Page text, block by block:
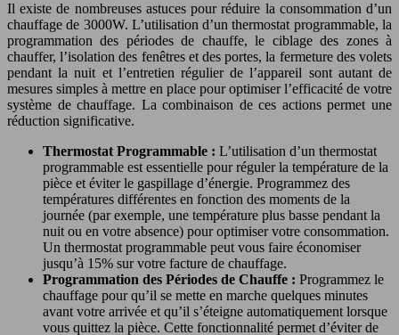
Il existe de nombreuses astuces pour réduire la consommation d’un
chauffage de 3000W. L’utilisation d’un thermostat programmable, la
programmation des périodes de chauffe, le ciblage des zones à
chauffer, l’isolation des fenêtres et des portes, la fermeture des volets
pendant la nuit et l’entretien régulier de l’appareil sont autant de
mesures simples à mettre en place pour optimiser l’efficacité de votre
système de chauffage. La combinaison de ces actions permet une
réduction significative.
Thermostat Programmable : L’utilisation d’un thermostat
programmable est essentielle pour réguler la température de la
pièce et éviter le gaspillage d’énergie. Programmez des
températures différentes en fonction des moments de la
journée (par exemple, une température plus basse pendant la
nuit ou en votre absence) pour optimiser votre consommation.
Un thermostat programmable peut vous faire économiser
jusqu’à 15% sur votre facture de chauffage.
Programmation des Périodes de Chauffe : Programmez le
chauffage pour qu’il se mette en marche quelques minutes
avant votre arrivée et qu’il s’éteigne automatiquement lorsque
vous quittez la pièce. Cette fonctionnalité permet d’éviter de